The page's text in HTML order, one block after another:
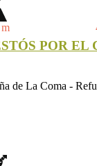
POR EL
de La Coma -